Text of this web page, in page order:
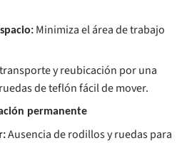
Minimiza el área de trabajo
y reubicación por una
de teflón fácil de mover.
permanente
Ausencia de rodillos y ruedas para